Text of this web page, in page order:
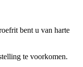
bent u van harte
te voorkomen.